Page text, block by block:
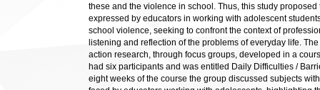
these and the violence in school. Thus, this study
expressed by educators in working with adolescent
school violence, seeking to confront the context of
listening and reflection of the problems of everyday life.
action research, through focus groups, developed in a
had six participants and was entitled Daily Difficulties /
eight weeks of the course the group discussed subjects